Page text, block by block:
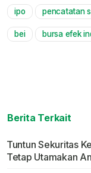
ipo pencatatan
bei bursa efek
Berita Terkait
Tuntun Sekuritas
Tetap Utamakan